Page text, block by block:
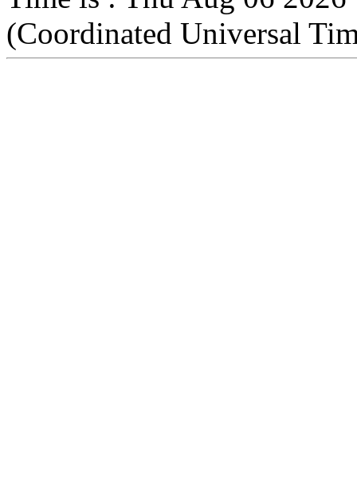
(Coordinated Universal